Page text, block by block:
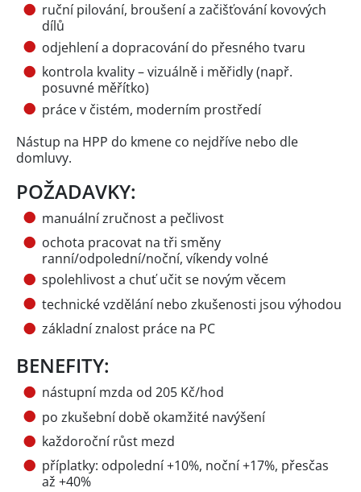
ruční pilování, broušení a začišťování kovových
dílů
odjehlení a dopracování do přesného tvaru
kontrola kvality – vizuálně i měřidly (např.
posuvné měřítko)
práce v čistém, moderním prostředí
Nástup na HPP do kmene co nejdříve nebo dle
domluvy.
POŽADAVKY:
manuální zručnost a pečlivost
ochota pracovat na tři směny
ranní/odpolední/noční, víkendy volné
spolehlivost a chuť učit se novým věcem
technické vzdělání nebo zkušenosti jsou výhodou
základní znalost práce na PC
BENEFITY:
nástupní mzda od 205 Kč/hod
po zkušební době okamžité navýšení
každoroční růst mezd
příplatky: odpolední +10%, noční +17%, přesčas
až +40%